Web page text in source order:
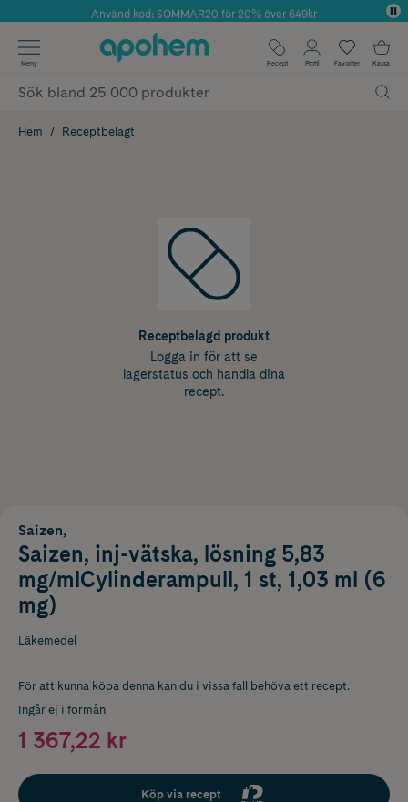
Årets Butik 2025 inom Skönhet
Använd kod: SOMMAR20 för 20% över 649kr
✓ Fri frakt
✓ Poäng på alla köp*
Meny Recept Profil Favoriter Kassa
Hem Receptbelagt
Receptbelagd produkt
Logga in för att se
lagerstatus och handla dina
recept.
Saizen,
Saizen, inj-vätska, lösning 5,83
mg/mlCylinderampull, 1 st, 1,03 ml (6
mg)
Läkemedel
För att kunna köpa denna kan du i vissa fall behöva ett recept.
Ingår ej i förmån
1 367,22 kr
Köp via recept